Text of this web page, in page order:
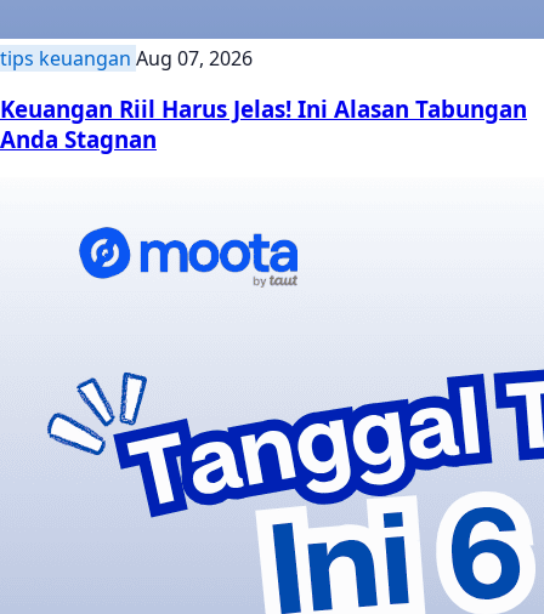
tips keuangan Aug 07, 2026
Keuangan Riil Harus Jelas! Ini Alasan Tabungan
Anda Stagnan